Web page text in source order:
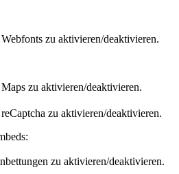
zu aktivieren/deaktivieren.
zu aktivieren/deaktivieren.
zu aktivieren/deaktivieren.
zu aktivieren/deaktivieren.